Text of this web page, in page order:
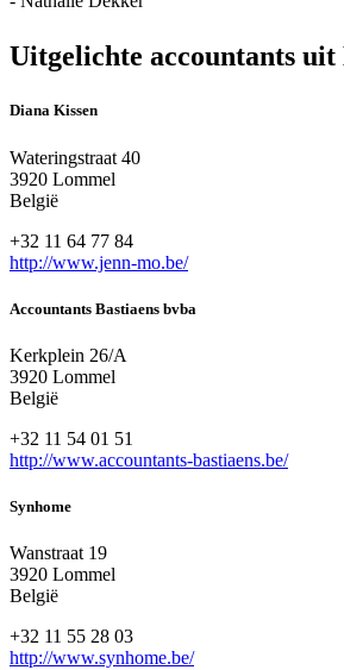
Uitgelichte accountants
Diana Kissen
Wateringstraat 40
3920 Lommel
België
+32 11 64 77 84
http://www.jenn-mo.be/
Accountants Bastiaens bvba
Kerkplein 26/A
3920 Lommel
België
+32 11 54 01 51
http://www.accountants-bastiaens.be/
Synhome
Wanstraat 19
3920 Lommel
België
+32 11 55 28 03
http://www.synhome.be/